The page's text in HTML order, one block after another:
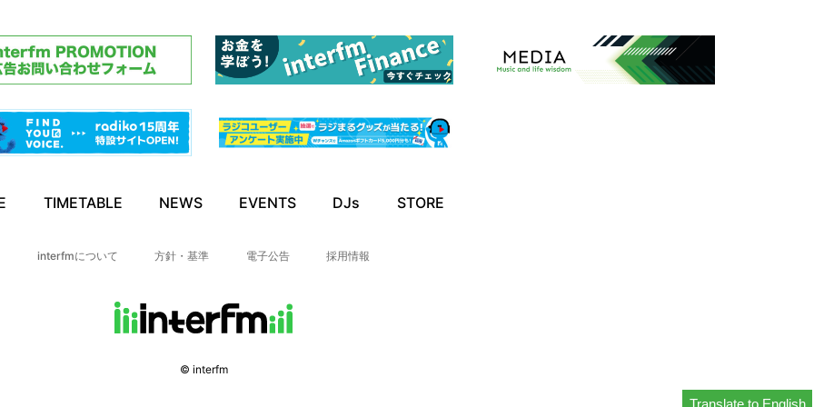
Translate to English
TIMETABLE NEWS EVENTS DJs STORE
interfmについて 方針・基準 電子公告 採用情報
© interfm